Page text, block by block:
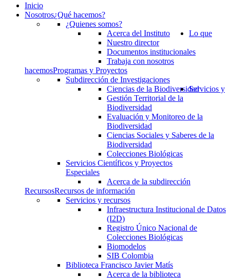
Inicio
Nosotros¿Qué hacemos?
¿Quienes somos?
Acerca del Instituto
Nuestro director
Documentos institucionales
Trabaja con nosotros
Lo que
hacemosProgramas y Proyectos
Subdirección de Investigaciones
Ciencias de la Biodiversidad
Gestión Territorial de la
Biodiversidad
Evaluación y Monitoreo de la
Biodiversidad
Ciencias Sociales y Saberes de la
Biodiversidad
Colecciones Biológicas
Servicios Científicos y Proyectos
Especiales
Acerca de la subdirección
Servicios y
RecursosRecursos de información
Servicios y recursos
Infraestructura Institucional de Datos
(I2D)
Registro Único Nacional de
Colecciones Biológicas
Biomodelos
SIB Colombia
Biblioteca Francisco Javier Matís
Acerca de la biblioteca